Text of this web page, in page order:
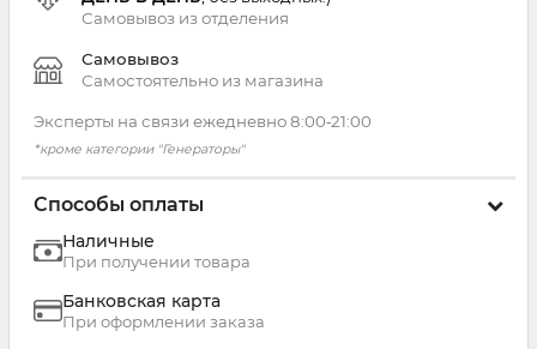
Самовывоз изотделения
Самовывоз
Самостоятельно из магазина
Эксперты на связи ежедневно 8:00‑21:00
*кроме категории "Генераторы"
Способы оплаты
Наличные
При получении товара
Банковская карта
При оформлении заказа